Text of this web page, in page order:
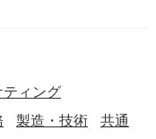
ィング
製造・技術
共通